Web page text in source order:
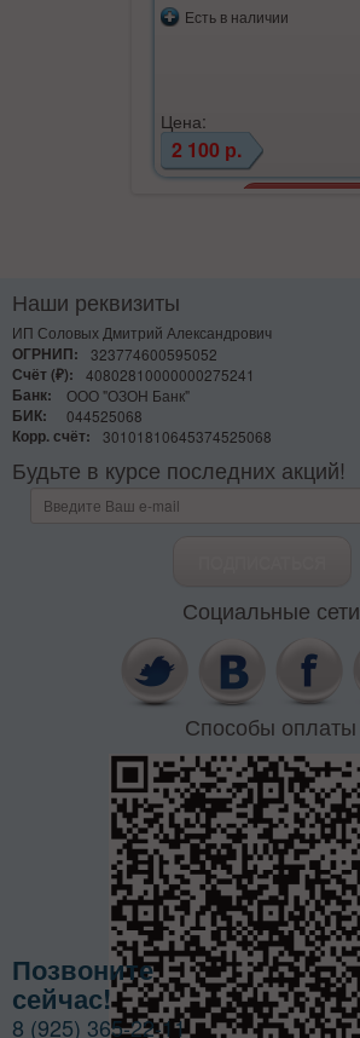
Есть в наличии
Цена:
2 100 р.
Наши реквизиты
ИП Соловых Дмитрий Александрович
ОГРНИП:
323774600595052
Счёт (₽):
40802810000000275241
Банк:
ООО "ОЗОН Банк"
БИК:
044525068
Корр. счёт:
30101810645374525068
Будьте в курсе последних акций!
Социальные сети
Способы оплаты
Позвоните
сейчас!
8 (925) 365-22-11